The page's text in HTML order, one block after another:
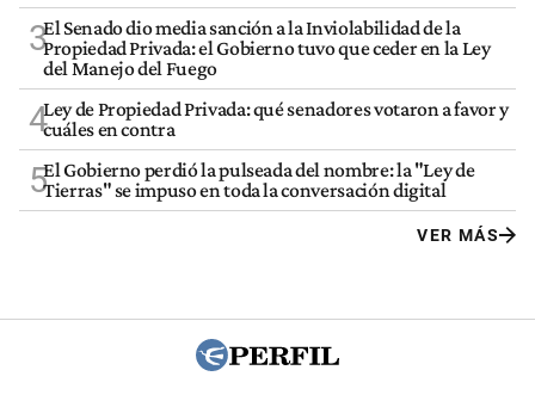
3El Senado dio media sanción a la Inviolabilidad de la
Propiedad Privada: el Gobierno tuvo que ceder en la Ley
del Manejo del Fuego
4Ley de Propiedad Privada: qué senadores votaron a favor y
cuáles en contra
5El Gobierno perdió la pulseada del nombre: la "Ley de
Tierras" se impuso en toda la conversación digital
VER MÁS